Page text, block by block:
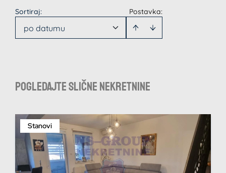
Postavka:
Sortiraj:
po datumu
Pogledajte slične nekretnine
Stanovi